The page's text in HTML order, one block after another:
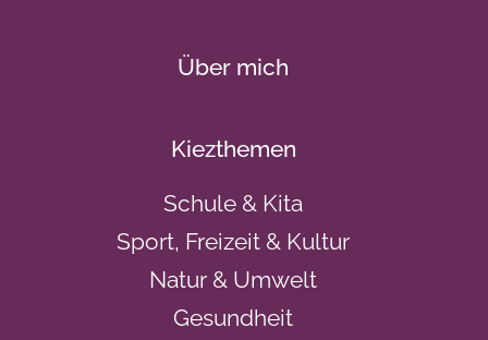
Über mich
Kiezthemen
Schule & Kita
Sport, Freizeit & Kultur
Natur & Umwelt
Gesundheit